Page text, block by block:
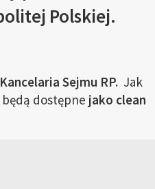
Polskiej.
Sejmu RP. Jak
dostępne jako clean